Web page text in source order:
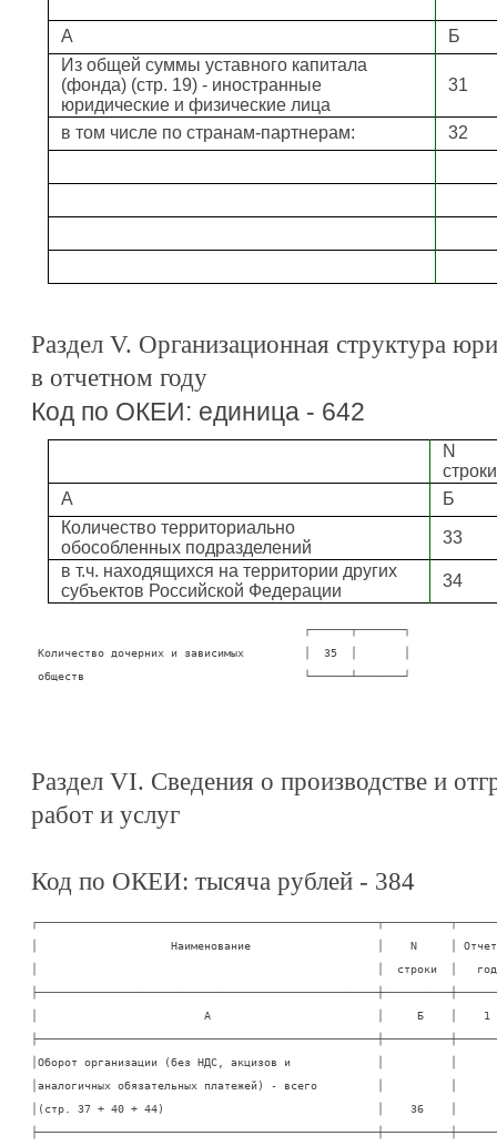
А
Б
Из общей суммы уставного капитала
(фонда) (стр. 19) - иностранные
юридические и физические лица
31
в том числе по странам-партнерам: 32
Раздел V. Организационная структура
в отчетном году
Код по ОКЕИ: единица - 642
N
строки
А
Б
Количество территориально
обособленных подразделений
33
в т.ч. находящихся на территории других
субъектов Российской Федерации
34
                                         ┌──────┬───────┐
Количество дочерних и зависимых         │  35  │       │
обществ                                 └──────┴───────┘
Раздел VI. Сведения о производстве и
работ и услуг
Код по ОКЕИ: тысяча рублей - 384
│                    Наименование                   │    N     │
│                                                   │  строки  │
│                         А                         │     Б    │    1
│Оборот организации (без НДС, акцизов и             │          │
│аналогичных обязательных платежей) - всего         │          │
│(стр. 37 + 40 + 44)                                │    36    │